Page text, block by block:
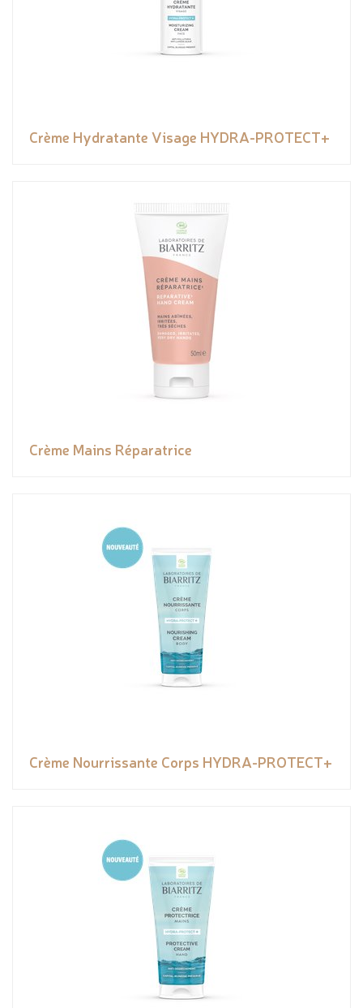
Crème Hydratante Visage HYDRA-PROTECT+
Crème Mains Réparatrice
Crème Nourrissante Corps HYDRA-PROTECT+